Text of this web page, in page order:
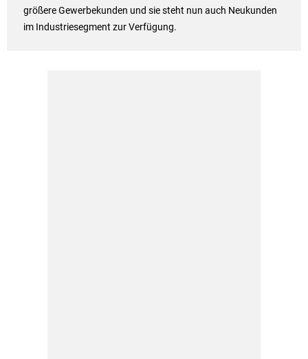
größere Gewerbekunden und sie steht nun auch Neukunden
im Industriesegment zur Verfügung.